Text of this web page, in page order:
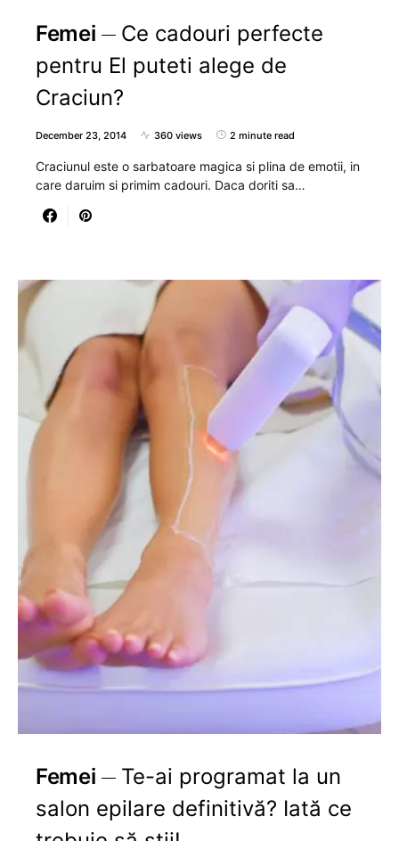
Femei
Ce cadouri perfecte
pentru El puteti alege de
Craciun?
December 23, 2014 360 views 2 minute read
Craciunul este o sarbatoare magica si plina de emotii, in
care daruim si primim cadouri. Daca doriti sa…
Femei
Te-ai programat la un
salon epilare definitivă? Iată ce